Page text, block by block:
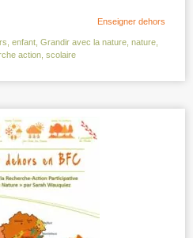
Enseigner dehors
enfant Grandir avec la nature nature
action scolaire